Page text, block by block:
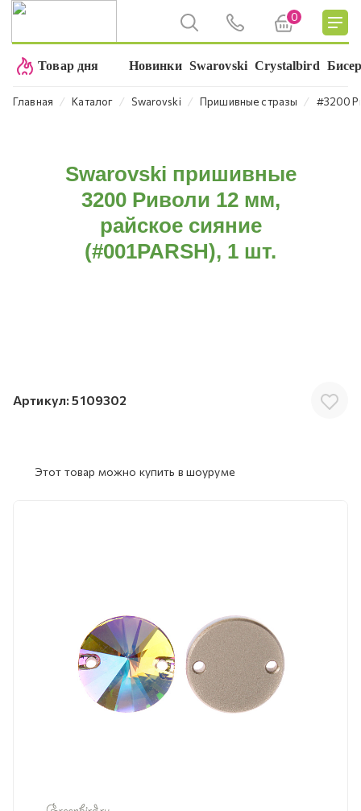
0
Товар дня Новинки Swarovski Crystalbird
Главная ⁄ Каталог ⁄ Swarovski ⁄ Пришивные стразы ⁄ #3200
Swarovski пришивные
3200 Риволи 12 мм,
райское сияние
(#001PARSH), 1 шт.
Артикул: 5109302
Этот товар можно купить в шоуруме